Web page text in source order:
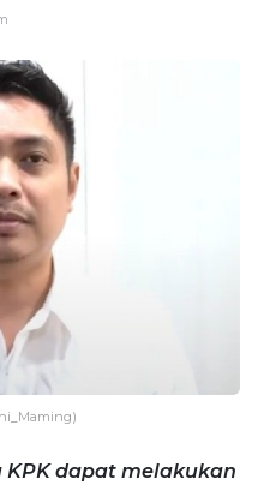
dapat melakukan